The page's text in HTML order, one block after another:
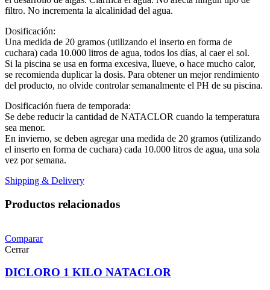
filtro. No incrementa la alcalinidad del agua.
Dosificación:
Una medida de 20 gramos (utilizando el inserto en forma de
cuchara) cada 10.000 litros de agua, todos los días, al caer el sol.
Si la piscina se usa en forma excesiva, llueve, o hace mucho calor,
se recomienda duplicar la dosis. Para obtener un mejor rendimiento
del producto, no olvide controlar semanalmente el PH de su piscina.
Dosificación fuera de temporada:
Se debe reducir la cantidad de NATACLOR cuando la temperatura
sea menor.
En invierno, se deben agregar una medida de 20 gramos (utilizando
el inserto en forma de cuchara) cada 10.000 litros de agua, una sola
vez por semana.
Shipping & Delivery
Productos relacionados
Comparar
Cerrar
DICLORO 1 KILO NATACLOR